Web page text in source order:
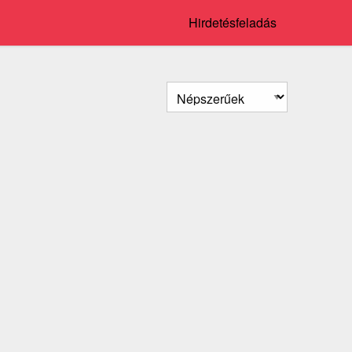
Hirdetésfeladás